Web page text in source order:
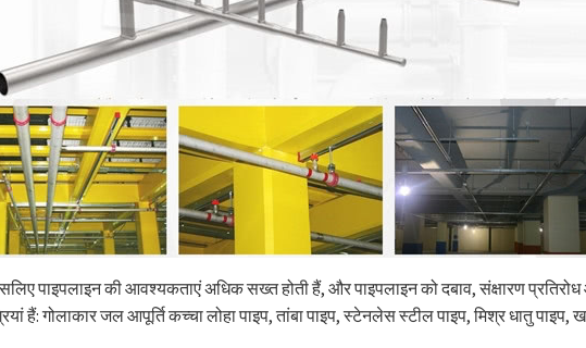
पाइपलाइन की आवश्यकताएं अधिक सख्त होती हैं, और पाइपलाइन को दबाव, संक्षारण
हैं: गोलाकार जल आपूर्ति कच्चा लोहा पाइप, तांबा पाइप, स्टेनलेस स्टील पाइप, मिश्र धातु पाइप,